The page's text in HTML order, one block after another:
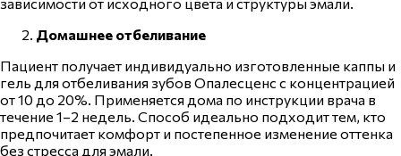
Домашнее отбеливание
Пациент получает индивидуально изготовленные каппы и
гель для отбеливания зубов Опалесценс с концентрацией
от 10 до 20%. Применяется дома по инструкции врача в
течение 1–2 недель. Способ идеально подходит тем, кто
предпочитает комфорт и постепенное изменение оттенка
без стресса для эмали.